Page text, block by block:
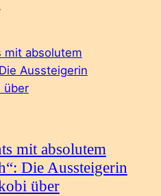
mit absolutem
Die Aussteigerin
über